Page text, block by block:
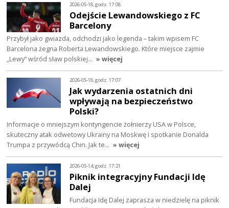
2026-05-18, godz. 17:08
Odejście Lewandowskiego z FC
Barcelony
Przybył jako gwiazda, odchodzi jako legenda – takim wpisem FC
Barcelona żegna Roberta Lewandowskiego. Które miejsce zajmie
„Lewy” wśród sław polskiej… » więcej
2026-05-18, godz. 17:07
Jak wydarzenia ostatnich dni
wpływają na bezpieczeństwo
Polski?
Informacje o mniejszym kontyngencie żołnierzy USA w Polsce,
skuteczny atak odwetowy Ukrainy na Moskwę i spotkanie Donalda
Trumpa z przywódcą Chin. Jak te… » więcej
2026-05-14, godz. 17:21
Piknik integracyjny Fundacji Idę
Dalej
Fundacja Idę Dalej zaprasza w niedzielę na piknik